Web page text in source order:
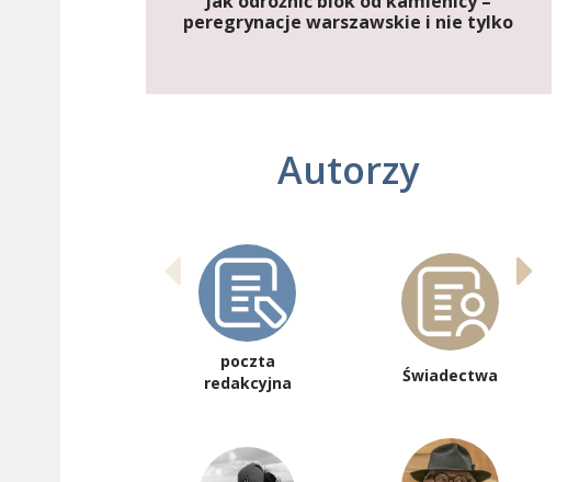
peregrynacje warszawskie i nie tylko
Autorzy
poczta
redakcyjna
Świadectwa